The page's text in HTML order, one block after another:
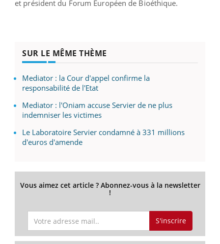
et président du Forum Européen de Bioéthique.
SUR LE MÊME THÈME
Mediator : la Cour d'appel confirme la
responsabilité de l'Etat
Mediator : l'Oniam accuse Servier de ne plus
indemniser les victimes
Le Laboratoire Servier condamné à 331 millions
d'euros d'amende
Vous aimez cet article ? Abonnez-vous à la newsletter
!
S'inscrire